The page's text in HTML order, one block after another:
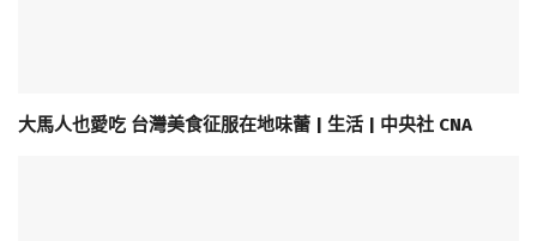
大馬人也愛吃 台灣美食征服在地味蕾 | 生活 | 中央社 CNA